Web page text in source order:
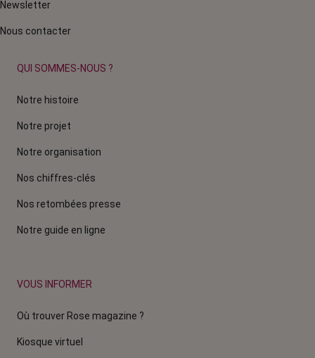
Newsletter
Nous contacter
QUI SOMMES-NOUS ?
Notre histoire
Notre projet
Notre organisation
Nos chiffres-clés
Nos retombées presse
Notre guide en ligne
VOUS INFORMER
Où trouver Rose magazine ?
Kiosque virtuel